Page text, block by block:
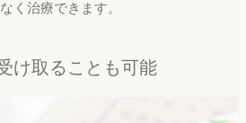
く治療できます。
け取ることも可能